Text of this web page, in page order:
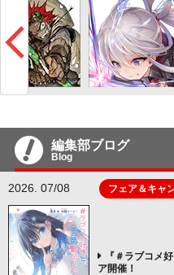
編集部ブログ
Blog
2026. 07/08 フェア＆キャ
『＃ラブコメ
ア開催！